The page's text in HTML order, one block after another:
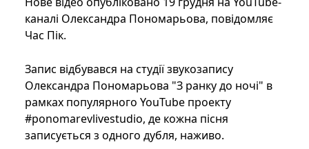
каналі Олександра Пономарьова, повідомляє
Час Пік.
Запис відбувався на студії звукозапису
Олександра Пономарьова "З ранку до ночі" в
рамках популярного YouTube проекту
#ponomarevlivestudio, де кожна пісня
записується з одного дубля, наживо.